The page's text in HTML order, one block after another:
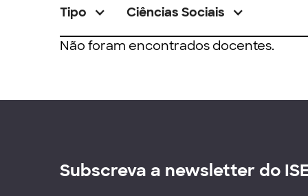
Tipo Ciências Sociais
Não foram encontrados docentes.
Subscreva a newsletter do